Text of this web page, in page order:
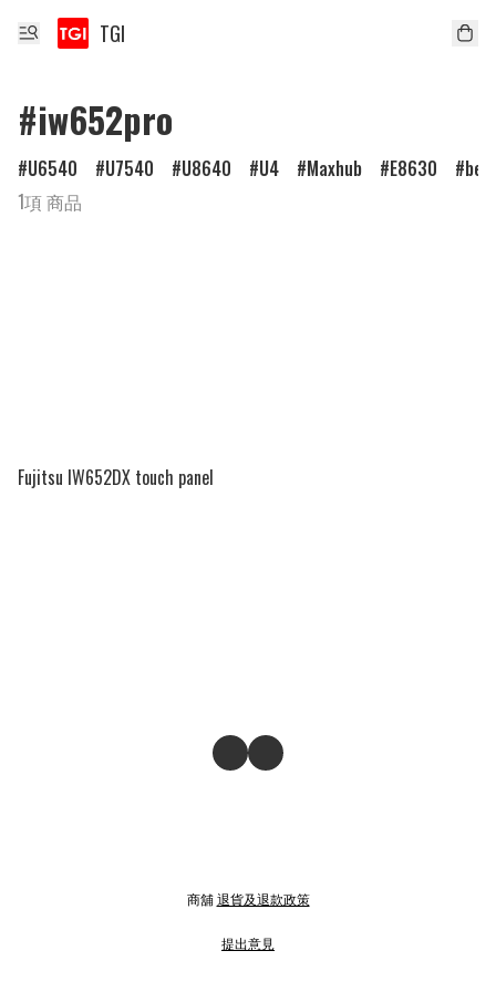
TGI
#iw652pro
U6540 U7540 U8640 U4 Maxhub E8630
1項 商品
Fujitsu IW652DX touch panel
商舖退貨及退款政策
提出意見